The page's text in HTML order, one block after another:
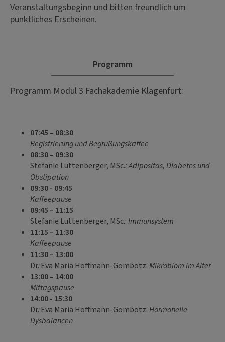
Veranstaltungsbeginn und bitten freundlich um
pünktliches Erscheinen.
Programm
Programm Modul 3 Fachakademie Klagenfurt:
07:45 – 08:30
Registrierung und Begrüßungskaffee
08:30 – 09:30
Stefanie Luttenberger, MSc.: Adipositas, Diabetes und
Obstipation
09:30 - 09:45
Kaffeepause
09:45 – 11:15
Stefanie Luttenberger, MSc.:Immunsystem
11:15 – 11:30
Kaffeepause
11:30 – 13:00
Dr. Eva Maria Hoffmann-Gombotz:Mikrobiom im Alter
13:00 – 14:00
Mittagspause
14:00 - 15:30
Dr. Eva Maria Hoffmann-Gombotz:Hormonelle
Dysbalancen